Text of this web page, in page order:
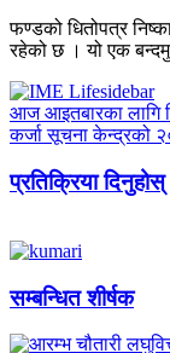
फण्डको धितोपत्र
रहेको छ । यो एक
आज आइतबारका लागि
कर्जा सूचना केन्द्रको
प्रतिक्रिया दिनुहोस्
सम्बन्धित शीर्षक